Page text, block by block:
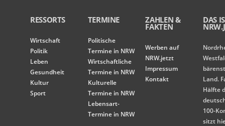
RESSORTS
Wirtschaft
Politik
Leben
Gesundheit
Kultur
Sport
TERMINE
Politische
Termine in NRW
Wirtschaftliche
Termine in NRW
Kulturelle
Termine in NRW
Lebensart-
Termine in NRW
ZAHLEN &
FAKTEN
Werben auf
NRW.jetzt
Impressum
Kontakt
DAS
Land.
Hälfte
100-
sitzt